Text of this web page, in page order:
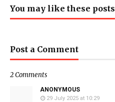
You may like these posts
Post a Comment
2 Comments
ANONYMOUS
29 July 2025 at 10:29